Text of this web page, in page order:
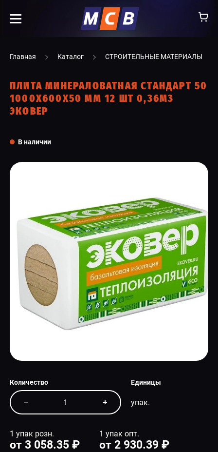
КОНТАКТЫ
СПЕЦПРЕДЛОЖЕНИЕ
Главная Каталог СТРОИТЕЛЬНЫЕ МАТЕРИАЛЫ
ПЛИТА МИНЕРАЛОВАТНАЯ СТАНДАРТ 50
1000Х600Х50 ММ 12 ШТ 0,36М3
ЭКОВЕР
В наличии
Количество Единицы
упак.
1 упак розн.
от 3 058.35 ₽
1 упак опт.
от 2 930.39 ₽